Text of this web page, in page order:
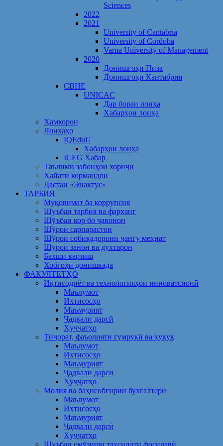
Sciences
2022
2021
University of Cantabria
University of Cordoba
Varna University of Management
2020
Донишгоҳи Пиза
Донишгоҳи Кантабрия
CBHE
UNICAC
Дар бораи лоиҳа
Хабарҳои лоиҳа
Ҳамкорон
Лоихаҳо
IQEduU
Хабарҳои лоиҳа
ICEG Хабар
Таълими забонҳои хориҷӣ
Ҳайати кормандон
Дастаи «Энактус»
ТАРБИЯ
Муқовимат ба коррупсия
Шуъбаи тарбия ва фарҳанг
Шӯъбаи кор бо ҷавонон
Шўрои сарпарастон
Шўрои собиқадорони ҷангу меҳнат
Шӯрои занон ва духтарон
Бахши варзиш
Хобгоҳи донишкада
ФАКУЛТЕТҲО
Иқтисодиёт ва технологияҳои инноватсионӣ
Маълумот
Ихтисосҳо
Маъмурият
Ҷадвали дарсӣ
Ҳуҷҷатҳо
Тиҷорат, фаъолияти гумрукӣ ва ҳуқуқ
Маълумот
Ихтисосҳо
Маъмурият
Ҷадвали дарсӣ
Ҳуҷҷатҳо
Молия ва баҳисобгирии бухгалтерӣ
Маълумот
Ихтисосҳо
Маъмурият
Ҷадвали дарсӣ
Ҳуҷҷатҳо
Шуъбаи омӯзиши таҳсилоти фосилавӣ